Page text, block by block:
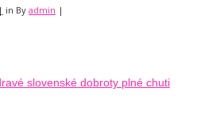
in By admin |
slovenské dobroty plné chuti